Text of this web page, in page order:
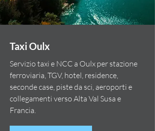
Taxi Oulx
Servizio taxi e NCC a Oulx per stazione
ferroviaria, TGV, hotel, residence,
seconde case, piste da sci, aeroporti e
collegamenti verso Alta Val Susa e
Francia.